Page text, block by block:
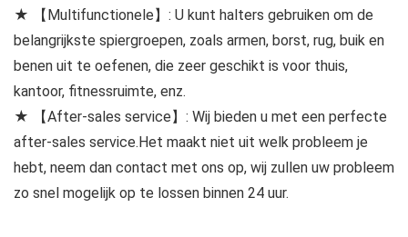
★ 【Multifunctionele】: U kunt halters gebruiken om de
belangrijkste spiergroepen, zoals armen, borst, rug, buik en
benen uit te oefenen, die zeer geschikt is voor thuis,
kantoor, fitnessruimte, enz.
★ 【After-sales service】: Wij bieden u met een perfecte
after-sales service.Het maakt niet uit welk probleem je
hebt, neem dan contact met ons op, wij zullen uw probleem
zo snel mogelijk op te lossen binnen 24 uur.